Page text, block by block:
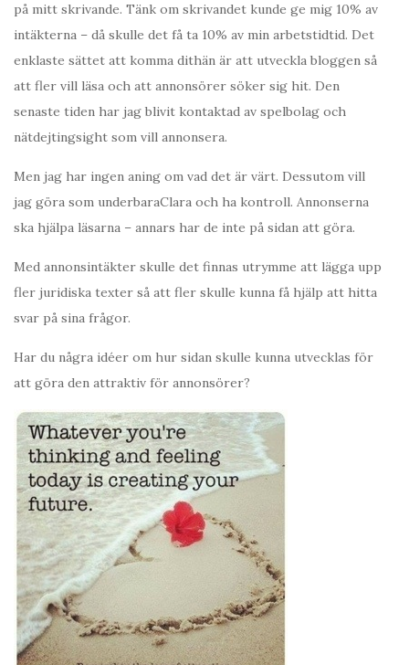
på mitt skrivande. Tänk om skrivandet kunde ge mig 10% av
intäkterna – då skulle det få ta 10% av min arbetstidtid. Det
enklaste sättet att komma dithän är att utveckla bloggen så
att fler vill läsa och att annonsörer söker sig hit. Den
senaste tiden har jag blivit kontaktad av spelbolag och
nätdejtingsight som vill annonsera.
Men jag har ingen aning om vad det är värt. Dessutom vill
jag göra som underbaraClara och ha kontroll. Annonserna
ska hjälpa läsarna – annars har de inte på sidan att göra.
Med annonsintäkter skulle det finnas utrymme att lägga upp
fler juridiska texter så att fler skulle kunna få hjälp att hitta
svar på sina frågor.
Har du några idéer om hur sidan skulle kunna utvecklas för
att göra den attraktiv för annonsörer?